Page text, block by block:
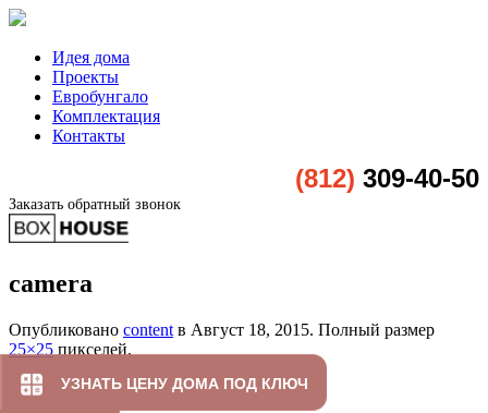
УЗНАТЬ ЦЕНУ ДОМА ПОД КЛЮЧ
Идея дома
Проекты
Евробунгало
Комплектация
Контакты
(812) 309-40-50
Заказать обратный звонок
camera
Опубликовано content в Август 18, 2015. Полный размер
25×25 пикселей.